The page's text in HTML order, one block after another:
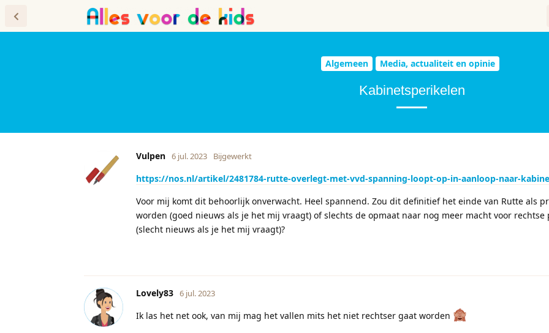
Blog
Algemeen Media, actualiteit en opinie
Kabinetsperikelen
Vulpen 6 jul. 2023 Bijgewerkt
https://nos.nl/artikel/2481784-rutte-overlegt-met-vvd-spanning-loopt-op-in-aanloop-naar-
Voor mij komt dit behoorlijk onverwacht. Heel spannend. Zou dit definitief het einde van Rutte als
worden (goed nieuws als je het mij vraagt) of slechts de opmaat naar nog meer macht voor rechtse
(slecht nieuws als je het mij vraagt)?
Lovely83 6 jul. 2023
Ik las het net ook, van mij mag het vallen mits het niet rechtser gaat worden